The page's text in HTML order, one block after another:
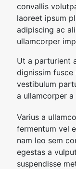
convallis
laoreet ipsum
adipiscing ac
ullamcorper
Ut a parturient
dignissim fusce
vestibulum
a ullamcorper a
Varius a
fermentum vel
nam leo sem
egestas a
suspendisse